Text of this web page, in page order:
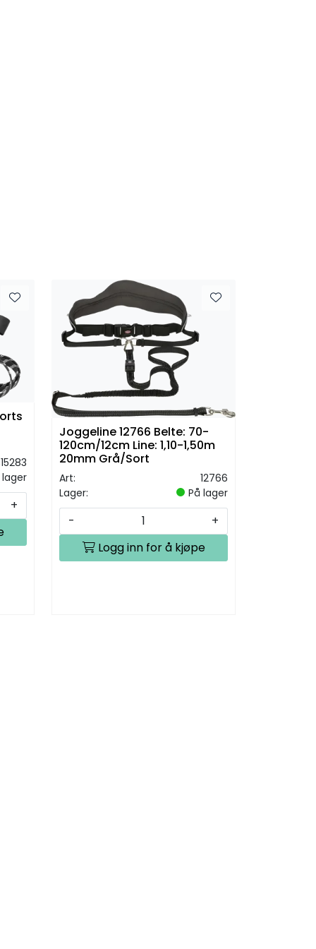
lager
+
Joggeline 12766 Belte: 70-
120cm/12cm Line: 1,10-1,50m
20mm Grå/Sort
Art:
12766
Lager:
På lager
-
+
Logg inn for å kjøpe